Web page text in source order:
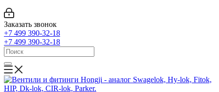
Заказать звонок
+7 499 390-32-18
+7 499 390-32-18